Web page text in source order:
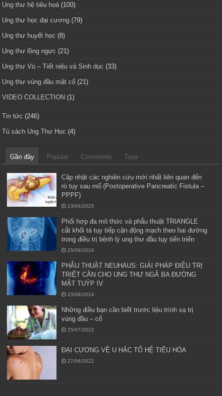
Ung thư hệ tiêu hoá (100)
Ung thư học đại cương (79)
Ung thư huyết học (8)
Ung thư lồng ngực (21)
Ung thư Vú – Tiết niệu và Sinh dục (33)
Ung thư vùng đầu mặt cổ (21)
VIDEO COLLECTION (1)
Tin tức (246)
Tủ sách Ung Thư Học (4)
Gần đây Popular Comments Tags
Cập nhật các nghiên cứu mới nhất liên quan đến
rò tụy sau mổ (Postoperative Pancreatic Fistula –
PPPF)
23/04/2025
Phối hợp đa mô thức và phẫu thuật TRIANGLE
cắt khối tá tụy tiếp cận động mạch theo hai đường
trong điều trị bệnh lý ung thư đầu tụy tiến triển
25/08/2024
PHẪU THUẬT NEUHAUS: GIẢI PHÁP ĐIỀU TRỊ
TRIỆT CĂN CHO UNG THƯ NGÃ BA ĐƯỜNG
MẬT TUÝP IV
23/08/2024
Những điều bạn cần biết trước liệu trình xạ trị
vùng đầu – cổ
25/07/2022
ĐẠI CƯƠNG VỀ U HẮC TỐ HỆ TIÊU HÓA
27/06/2022